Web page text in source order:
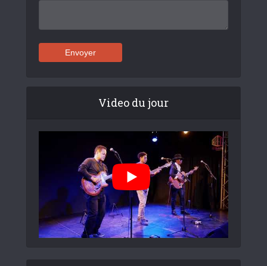
Video du jour